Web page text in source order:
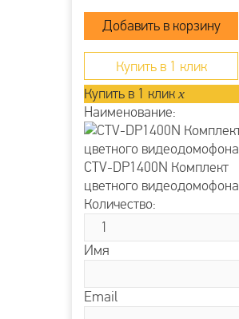
Купить в 1 клик
Купить в 1 клик x
Наименование:
CTV-DP1400N Комплект
цветного видеодомофона
Количество:
Имя
Email